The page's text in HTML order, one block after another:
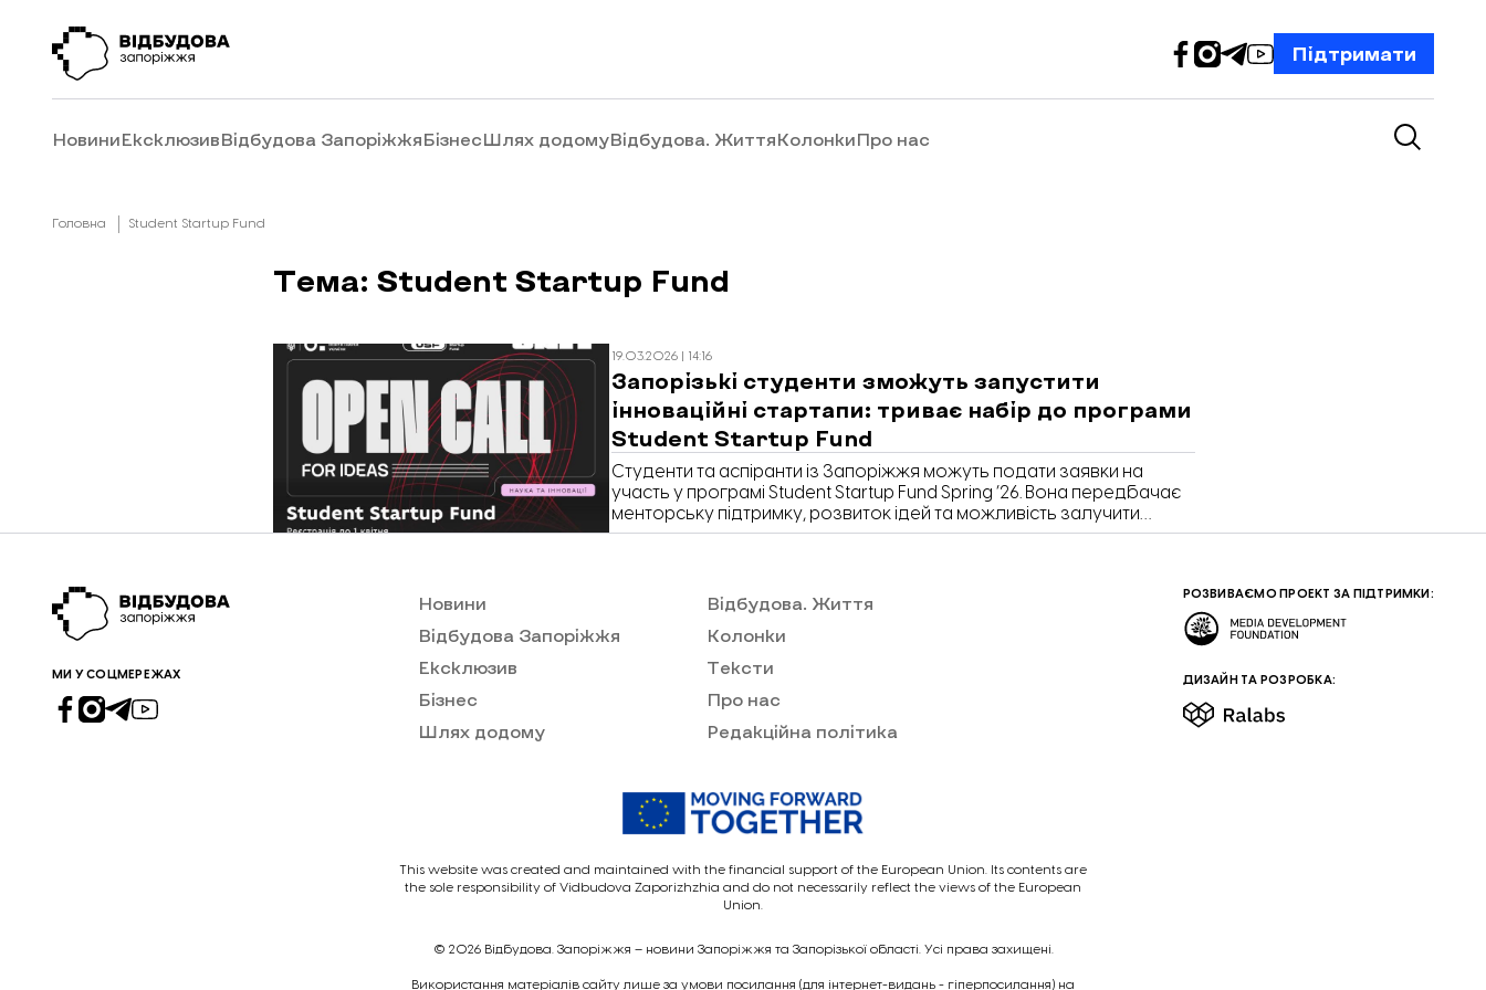
Підтримати
НовиниЕксклюзивВідбудова ЗапоріжжяБізнесШлях додомуВідбудова. ЖиттяКолонкиПро нас
Головна Student Startup Fund
Тема: Student Startup Fund
19.03.2026 | 14:16
Запорізькі студенти зможуть запустити
інноваційні стартапи: триває набір до програми
Student Startup Fund
Студенти та аспіранти із Запоріжжя можуть подати заявки на
участь у програмі Student Startup Fund Spring ’26. Вона передбачає
менторську підтримку, розвиток ідей та можливість залучити
фінансування для власних стартапів.
МИ У СОЦМЕРЕЖАХ
Новини
Відбудова Запоріжжя
Ексклюзив
Бізнес
Шлях додому
Відбудова. Життя
Колонки
Тексти
Про нас
Редакційна політика
РОЗВИВАЄМО ПРОЕКТ ЗА ПІДТРИМКИ:
ДИЗАЙН ТА РОЗРОБКА:
This website was created and maintained with the financial support of the European Union. Its contents are
the sole responsibility of Vidbudova Zaporizhzhia and do not necessarily reflect the views of the European
Union.
© 2026 Відбудова. Запоріжжя – новини Запоріжжя та Запорізької області. Усі права захищені.
Викориcтання матеріалів сайту лише за умови посилання (для інтернет-видань - гіперпосилання) на